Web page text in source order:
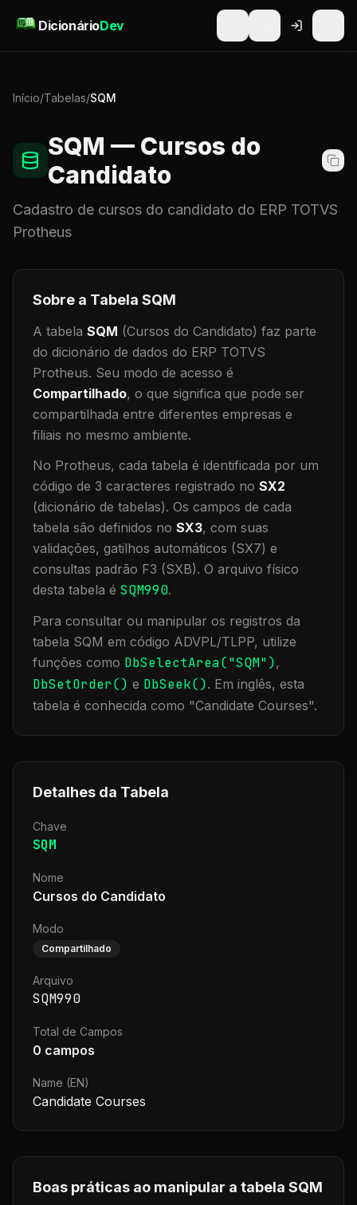
DicionárioDev
Início/Tabelas/SQM
SQM — Cursos do
Candidato
Cadastro de cursos do candidato do ERP TOTVS
Protheus
Sobre a Tabela SQM
A tabela SQM (Cursos do Candidato) faz parte
do dicionário de dados do ERP TOTVS
Protheus. Seu modo de acesso é
Compartilhado, o que significa que pode ser
compartilhada entre diferentes empresas e
filiais no mesmo ambiente.
No Protheus, cada tabela é identificada por um
código de 3 caracteres registrado no SX2
(dicionário de tabelas). Os campos de cada
tabela são definidos no SX3, com suas
validações, gatilhos automáticos (SX7) e
consultas padrão F3 (SXB). O arquivo físico
desta tabela é SQM990.
Para consultar ou manipular os registros da
tabela SQM em código ADVPL/TLPP, utilize
funções como DbSelectArea("SQM"),
DbSetOrder() e DbSeek(). Em inglês, esta
tabela é conhecida como "Candidate Courses".
Detalhes da Tabela
Chave
SQM
Nome
Cursos do Candidato
Modo
Compartilhado
Arquivo
SQM990
Total de Campos
0 campos
Name (EN)
Candidate Courses
Boas práticas ao manipular a tabela SQM